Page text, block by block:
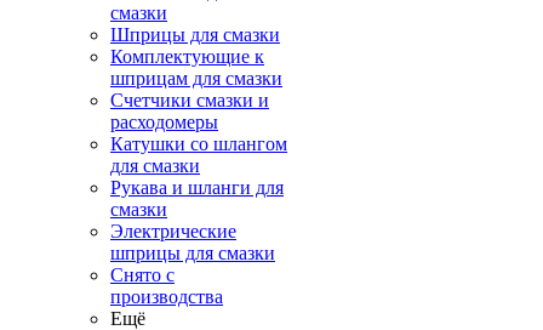
смазки
Шприцы для смазки
Комплектующие к
шприцам для смазки
Счетчики смазки и
расходомеры
Катушки со шлангом
для смазки
Рукава и шланги для
смазки
Электрические
шприцы для смазки
Снято с
производства
Ещё